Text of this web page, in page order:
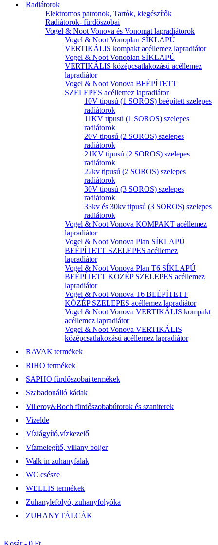
Radiátorok
Elektromos patronok, Tartók, kiegészítők
Radiátorok- fürdőszobai
Vogel & Noot Vonova és Vonomat lapradiátorok
Vogel & Noot Vonoplan SÍKLAPÚ
VERTIKÁLIS kompakt acéllemez lapradiátor
Vogel & Noot Vonoplan SÍKLAPÚ
VERTIKÁLIS középcsatlakozású acéllemez
lapradiátor
Vogel & Noot Vonova BEÉPÍTETT
SZELEPES acéllemez lapradiátor
10V tipusú (1 SOROS) beépített szelepes
radiátorok
11KV tipusú (1 SOROS) szelepes
radiátorok
20V tipusú (2 SOROS) szelepes
radiátorok
21KV tipusú (2 SOROS) szelepes
radiátorok
22kv tipusú (2 SOROS) szelepes
radiátorok
30V tipusú (3 SOROS) szelepes
radiátorok
33kv és 30kv tipusú (3 SOROS) szelepes
radiátorok
Vogel & Noot Vonova KOMPAKT acéllemez
lapradiátor
Vogel & Noot Vonova Plan SÍKLAPÚ
BEÉPÍTETT SZELEPES acéllemez
lapradiátor
Vogel & Noot Vonova Plan T6 SÍKLAPÚ
BEÉPÍTETT KÖZÉP SZELEPES acéllemez
lapradiátor
Vogel & Noot Vonova T6 BEÉPÍTETT
KÖZÉP SZELEPES acéllemez lapradiátor
Vogel & Noot Vonova VERTIKÁLIS kompakt
acéllemez lapradiátor
Vogel & Noot Vonova VERTIKÁLIS
középcsatlakozású acéllemez lapradiátor
RAVAK termékek
RIHO termékek
SAPHO fürdőszobai termékek
Szabadonálló kádak
Villeroy&Boch fürdőszobabútorok és szaniterek
Vizelde
Vízlágyító,vízkezelő
Vízmelegítő, villany boljer
Walk in zuhanyfalak
WC csésze
WELLIS termékek
Zuhanylefolyó, zuhanyfolyóka
ZUHANYTÁLCÁK